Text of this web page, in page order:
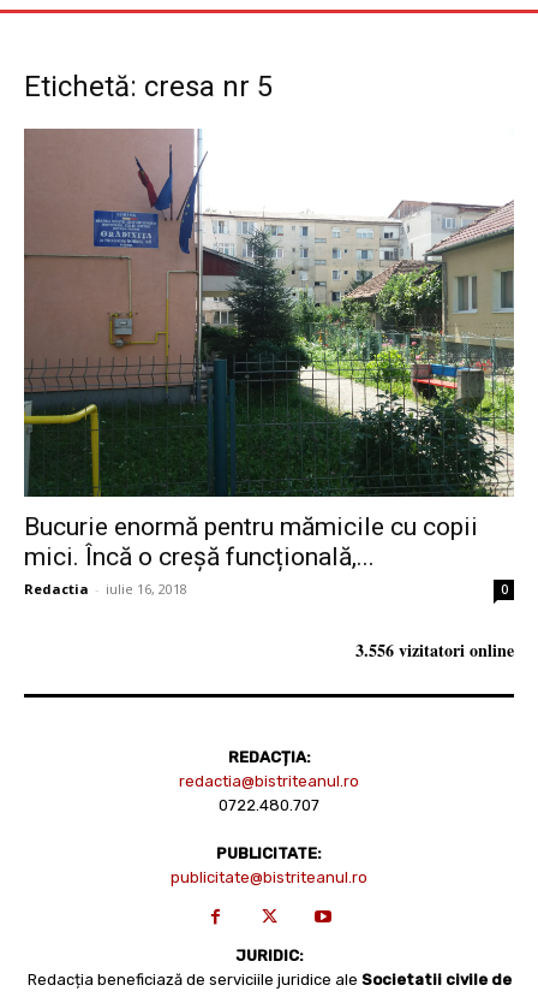
Etichetă: cresa nr 5
Bucurie enormă pentru mămicile cu copii
mici. Încă o creșă funcțională,...
Redactia - iulie 16, 2018 0
3.556 vizitatori online
REDACȚIA:
redactia@bistriteanul.ro
0722.480.707
PUBLICITATE:
publicitate@bistriteanul.ro
JURIDIC:
Redacția beneficiază de serviciile juridice ale Societatii civile de